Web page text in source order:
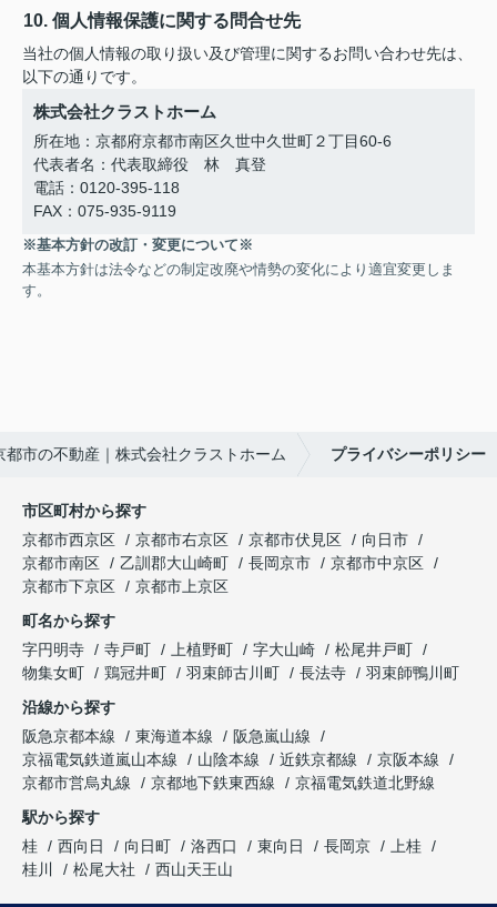
10. 個人情報保護に関する問合せ先
当社の個人情報の取り扱い及び管理に関するお問い合わせ先は、
以下の通りです。
株式会社クラストホーム
所在地：京都府京都市南区久世中久世町２丁目60-6
代表者名：代表取締役 林 真登
電話：0120-395-118
FAX：075-935-9119
※基本方針の改訂・変更について※
本基本方針は法令などの制定改廃や情勢の変化により適宜変更しま
す。
都市の不動産｜株式会社クラストホーム プライバシーポリシー
市区町村から探す
京都市西京区
京都市右京区 京都市伏見区
向日市
京都市南区
乙訓郡大山崎町 長岡京市
京都市中京区
京都市下京区
京都市上京区
町名から探す
字円明寺
寺戸町 上植野町 字大山崎
松尾井戸町
物集女町
鶏冠井町 羽束師古川町 長法寺
羽束師鴨川町
沿線から探す
阪急京都本線
東海道本線
阪急嵐山線
京福電気鉄道嵐山本線
山陰本線 近鉄京都線
京阪本線
京都市営烏丸線
京都地下鉄東西線
京福電気鉄道北野線
駅から探す
桂
西向日 向日町 洛西口 東向日 長岡京
上桂
桂川
松尾大社 西山天王山